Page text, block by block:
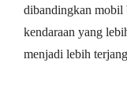
dibandingkan mobil
kendaraan yang
menjadi lebih